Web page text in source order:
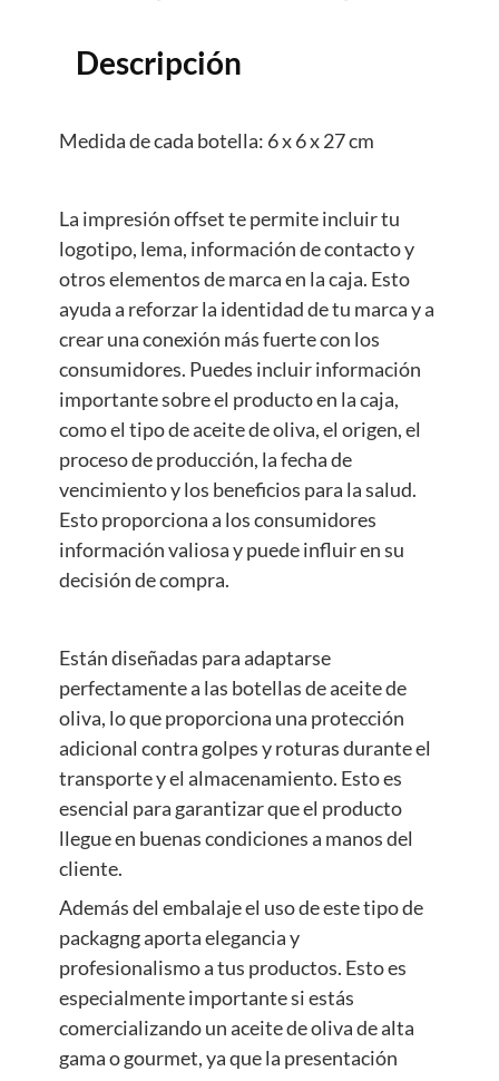
Descripción
Medida de cada botella: 6 x 6 x 27 cm
La impresión offset te permite incluir tu
logotipo, lema, información de contacto y
otros elementos de marca en la caja. Esto
ayuda a reforzar la identidad de tu marca y a
crear una conexión más fuerte con los
consumidores. Puedes incluir información
importante sobre el producto en la caja,
como el tipo de aceite de oliva, el origen, el
proceso de producción, la fecha de
vencimiento y los beneficios para la salud.
Esto proporciona a los consumidores
información valiosa y puede influir en su
decisión de compra.
Están diseñadas para adaptarse
perfectamente a las botellas de aceite de
oliva, lo que proporciona una protección
adicional contra golpes y roturas durante el
transporte y el almacenamiento. Esto es
esencial para garantizar que el producto
llegue en buenas condiciones a manos del
cliente.
Además del embalaje el uso de este tipo de
packagng aporta elegancia y
profesionalismo a tus productos. Esto es
especialmente importante si estás
comercializando un aceite de oliva de alta
gama o gourmet, ya que la presentación